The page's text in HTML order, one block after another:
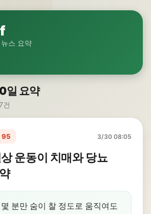
스 요약
일 요약
건
95 3/30 08:05
운동이 치매와 당뇨
분만 숨이 찰 정도로 움직여도